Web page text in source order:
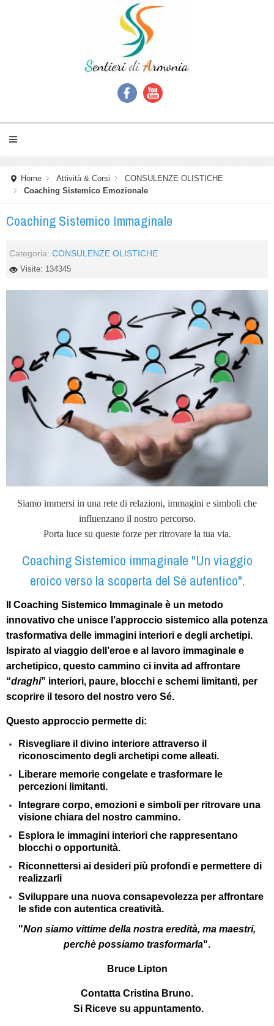
Home Attività & Corsi
CONSULENZE OLISTICHE
Coaching Sistemico Emozionale
Coaching Sistemico Immaginale
Categoria: CONSULENZE OLISTICHE
Visite: 134345
Siamo immersi in una rete di relazioni, immagini e simboli che
influenzano il nostro percorso.
Porta luce su queste forze per ritrovare la tua via.
Coaching Sistemico immaginale "Un viaggio
eroico verso la scoperta del Sé autentico".
Coaching Sistemico Immaginale è un metodo
innovativo che unisce l’approccio sistemico alla potenza
trasformativa delle immagini interiori e degli archetipi.
Ispirato al viaggio dell’eroe e al lavoro immaginale e
archetipico, questo cammino ci invita ad affrontare
“draghi” interiori, paure, blocchi e schemi limitanti, per
scoprire il tesoro del nostro vero Sé.
Questo approccio permette di:
Risvegliare il divino interiore attraverso il
riconoscimento degli archetipi come alleati.
Liberare memorie congelate e trasformare le
percezioni limitanti.
Integrare corpo, emozioni e simboli per ritrovare una
visione chiara del nostro cammino.
Esplora le immagini interiori che rappresentano
blocchi o opportunità.
Riconnettersi ai desideri più profondi e permettere di
realizzarli
Sviluppare una nuova consapevolezza per affrontare
le sfide con autentica creatività.
"Non siamo vittime della nostra eredità, ma maestri,
perchè possiamo trasformarla".
Bruce Lipton
Contatta Cristina Bruno.
Si Riceve su appuntamento.